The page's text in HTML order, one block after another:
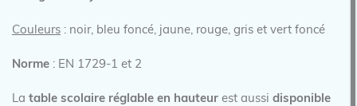
Couleurs : noir, bleu foncé, jaune, rouge, gris et vert foncé
Norme : EN 1729-1 et 2
La table scolaire réglable en hauteur est aussi disponible